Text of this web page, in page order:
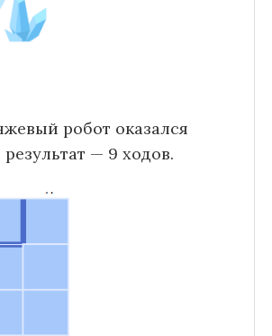
робот оказался
— 9 ходов.